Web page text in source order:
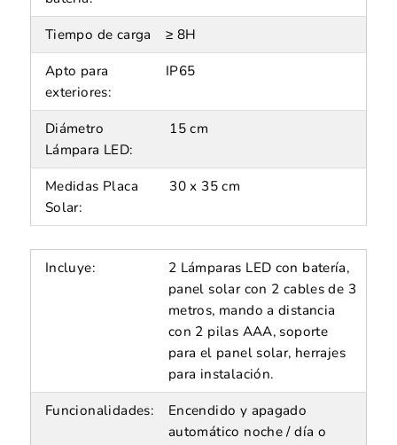
Tiempo de carga ≥ 8H
Apto para
exteriores:
IP65
Diámetro
Lámpara LED:
15 cm
Medidas Placa
Solar:
30 x 35 cm
Incluye:
2 Lámparas LED con batería,
panel solar con 2 cables de 3
metros, mando a distancia
con 2 pilas AAA, soporte
para el panel solar, herrajes
para instalación.
Funcionalidades:
Encendido y apagado
automático noche / día o